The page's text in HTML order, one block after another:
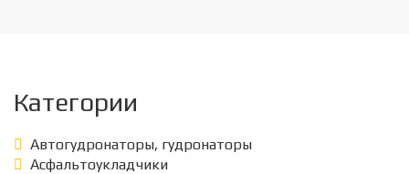
Категории
Автогудронаторы, гудронаторы
Асфальтоукладчики